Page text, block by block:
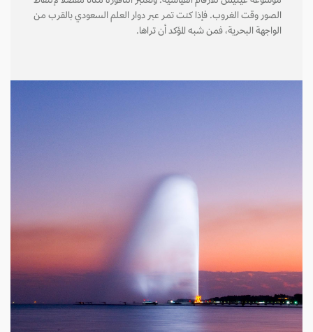
الصور وقت الغروب. فإذا كنت تمر عبر دوار العلم السعودي بالقرب من
الواجهة البحرية، فمن شبه المؤكد أن تراها.